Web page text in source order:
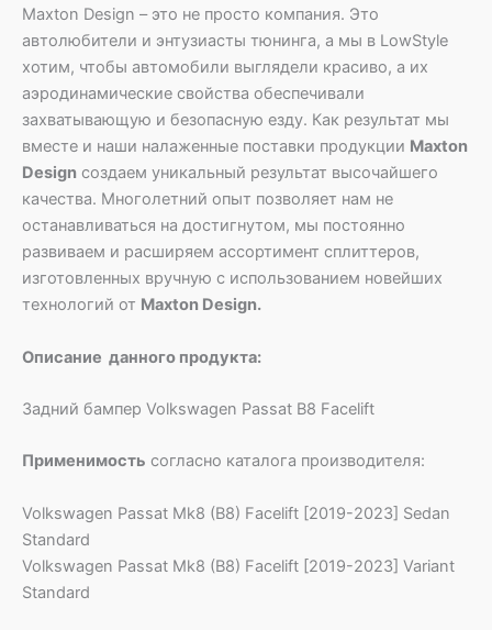
Maxton Design – это не просто компания. Это
автолюбители и энтузиасты тюнинга, а мы в LowStyle
хотим, чтобы автомобили выглядели красиво, а их
аэродинамические свойства обеспечивали
захватывающую и безопасную езду. Как результат мы
вместе и наши налаженные поставки продукции Maxton
Design создаем уникальный результат высочайшего
качества. Многолетний опыт позволяет нам не
останавливаться на достигнутом, мы постоянно
развиваем и расширяем ассортимент сплиттеров,
изготовленных вручную с использованием новейших
технологий от Maxton Design.
Описание данного продукта:
Задний бампер Volkswagen Passat B8 Facelift
Применимость согласно каталога производителя:
Volkswagen Passat Mk8 (B8) Facelift [2019-2023] Sedan
Standard
Volkswagen Passat Mk8 (B8) Facelift [2019-2023] Variant
Standard